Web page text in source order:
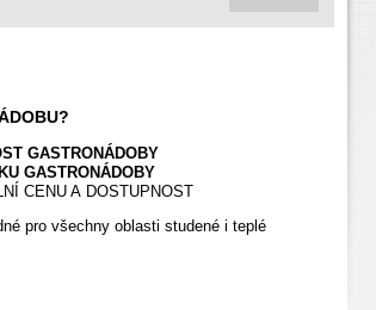
GASTRONÁDOBY
GASTRONÁDOBY
CENU A DOSTUPNOST
pro všechny oblasti studené i teplé